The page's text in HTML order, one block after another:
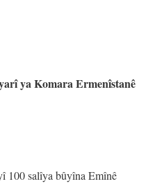
ya Komara Ermenîstanê
100 salîya bûyîna Emînê